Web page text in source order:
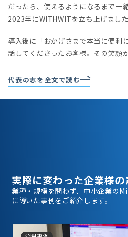
だったら、使えるようになるまで一
2023年にWITHWITを立ち上げました
導入後に「おかげさまで本当に便利
話してくださったお客様。その笑顔
代表の志を全文で読む
実際に変わった企業様の
業種・規模を問わず、中小企業の
に導いた事例をご紹介します。